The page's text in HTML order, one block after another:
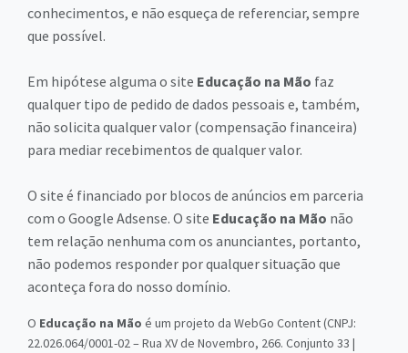
conhecimentos, e não esqueça de referenciar, sempre
que possível.
Em hipótese alguma o site Educação na Mão faz
qualquer tipo de pedido de dados pessoais e, também,
não solicita qualquer valor (compensação financeira)
para mediar recebimentos de qualquer valor.
O site é financiado por blocos de anúncios em parceria
com o Google Adsense. O site Educação na Mão não
tem relação nenhuma com os anunciantes, portanto,
não podemos responder por qualquer situação que
aconteça fora do nosso domínio.
O Educação na Mão é um projeto da WebGo Content (CNPJ:
22.026.064/0001-02 – Rua XV de Novembro, 266. Conjunto 33 |